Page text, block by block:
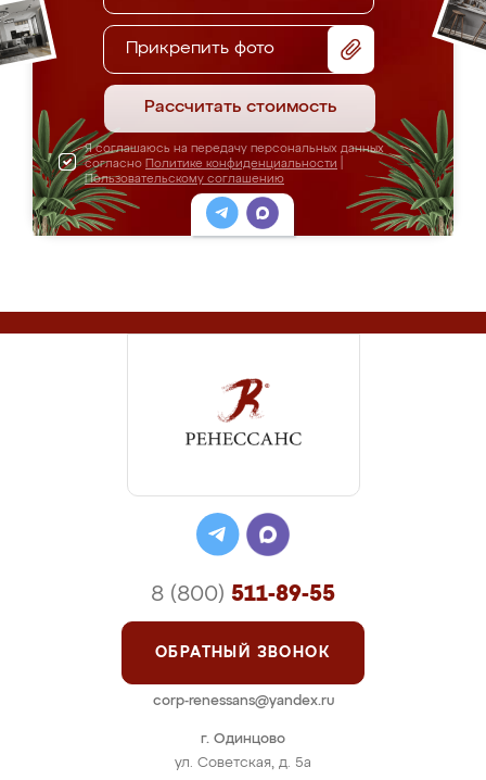
Прикрепить фото
Рассчитать стоимость
Я соглашаюсь на передачу персональных данных
согласно Политике конфиденциальности
Пользовательскому соглашению
г. Одинцово
ул. Советская, д. 5а
8 (800) 511-89-55
ОБРАТНЫЙ ЗВОНОК
corp-renessans@yandex.ru